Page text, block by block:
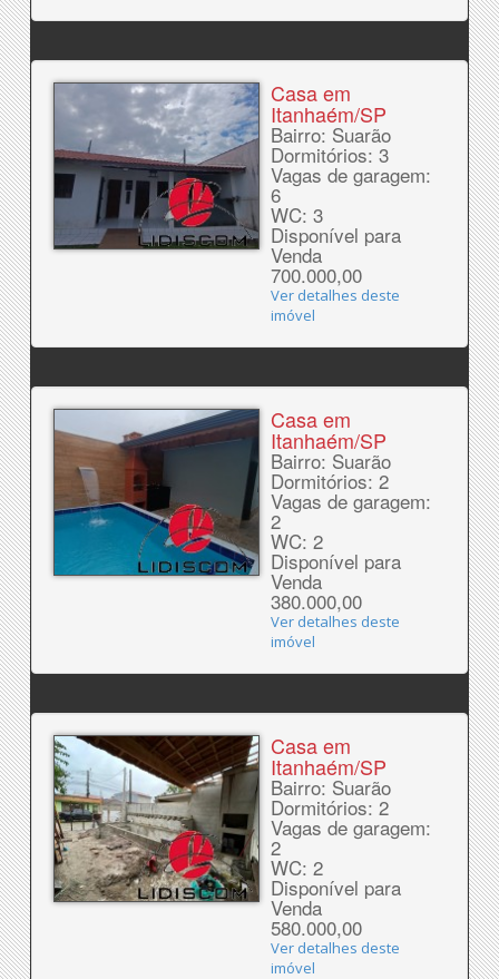
Casa em
Itanhaém/SP
Bairro: Suarão
Dormitórios: 3
Vagas de garagem:
6
WC: 3
Disponível para
Venda
700.000,00
Ver detalhes deste
imóvel
Casa em
Itanhaém/SP
Bairro: Suarão
Dormitórios: 2
Vagas de garagem:
2
WC: 2
Disponível para
Venda
380.000,00
Ver detalhes deste
imóvel
Casa em
Itanhaém/SP
Bairro: Suarão
Dormitórios: 2
Vagas de garagem:
2
WC: 2
Disponível para
Venda
580.000,00
Ver detalhes deste
imóvel